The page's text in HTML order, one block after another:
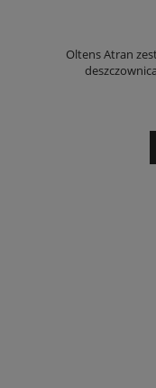
Oltens Atran